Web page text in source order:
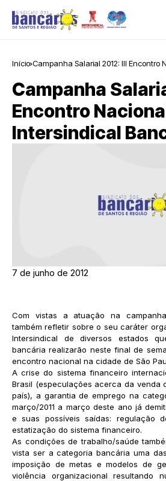
Início Campanha Salarial 2012: III Encontro
Campanha
Encontro
Intersindical
7 de junho de 2012
Com vistas a atuação na
também refletir sobre o seu caráter
Intersindical de diversos estados
bancária realizarão neste final de
encontro nacional na cidade de São
A crise do sistema financeiro
Brasil (especulações acerca da venda
país), a garantia de emprego na
março/2011 a março deste ano já
e suas possíveis saídas: regulação
estatização do sistema financeiro.
As condições de trabalho/saúde
vista ser a categoria bancária uma
imposição de metas e modelos de
violência organizacional resultando